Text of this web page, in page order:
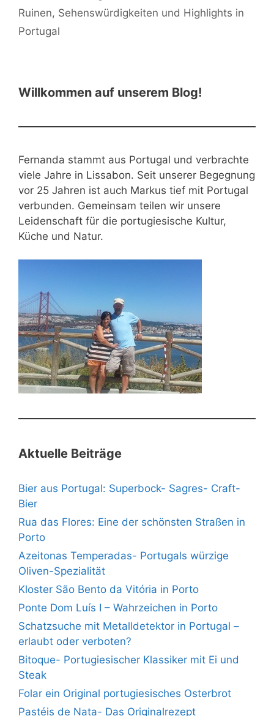
Ruinen, Sehenswürdigkeiten und Highlights in
Portugal
Willkommen auf unserem Blog!
Fernanda stammt aus Portugal und verbrachte
viele Jahre in Lissabon. Seit unserer Begegnung
vor 25 Jahren ist auch Markus tief mit Portugal
verbunden. Gemeinsam teilen wir unsere
Leidenschaft für die portugiesische Kultur,
Küche und Natur.
Aktuelle Beiträge
Bier aus Portugal: Superbock- Sagres- Craft-
Bier
Rua das Flores: Eine der schönsten Straßen in
Porto
Azeitonas Temperadas- Portugals würzige
Oliven-Spezialität
Kloster São Bento da Vitória in Porto
Ponte Dom Luís I – Wahrzeichen in Porto
Schatzsuche mit Metalldetektor in Portugal –
erlaubt oder verboten?
Bitoque- Portugiesischer Klassiker mit Ei und
Steak
Folar ein Original portugiesisches Osterbrot
Pastéis de Nata- Das Originalrezept